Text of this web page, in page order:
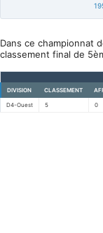
Dans ce championnat
classement final de
DIVISION CLASSEMENT
D4-Ouest 5 0